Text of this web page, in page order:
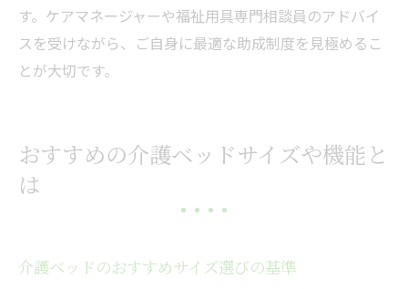
す。ケアマネージャーや福祉用具専門相談員のアドバイ
スを受けながら、ご自身に最適な助成制度を見極めるこ
とが大切です。
おすすめの介護ベッドサイズや機能と
は
介護ベッドのおすすめサイズ選びの基準